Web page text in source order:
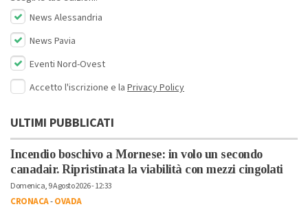
News Alessandria
News Pavia
Eventi Nord-Ovest
Accetto l'iscrizione e la Privacy Policy
ULTIMI PUBBLICATI
Incendio boschivo a Mornese: in volo un secondo
canadair. Ripristinata la viabilità con mezzi cingolati
Domenica, 9 Agosto 2026 - 12:33
CRONACA-OVADA